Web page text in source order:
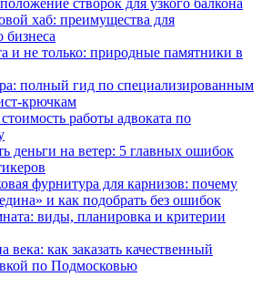
створок для узкого балкона
хаб: преимущества для
бизнеса
и не только: природные памятники в
полный гид по специализированным
крючкам
работы адвоката по
деньги на ветер: 5 главных ошибок
фурнитура для карнизов: почему
и как подобрать без ошибок
виды, планировка и критерии
века: как заказать качественный
по Подмосковью